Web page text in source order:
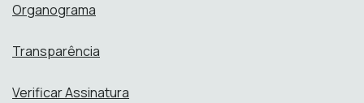
Organograma
Transparência
Verificar Assinatura